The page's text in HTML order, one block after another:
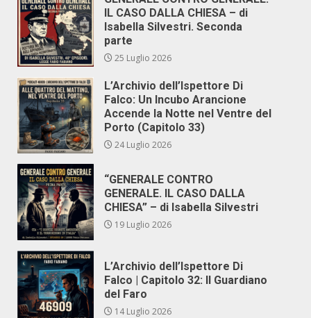
IL CASO DALLA CHIESA – di
Isabella Silvestri. Seconda
parte
25 Luglio 2026
L’Archivio dell’Ispettore Di
Falco: Un Incubo Arancione
Accende la Notte nel Ventre del
Porto (Capitolo 33)
24 Luglio 2026
“GENERALE CONTRO
GENERALE. IL CASO DALLA
CHIESA” – di Isabella Silvestri
19 Luglio 2026
L’Archivio dell’Ispettore Di
Falco | Capitolo 32: Il Guardiano
del Faro
14 Luglio 2026